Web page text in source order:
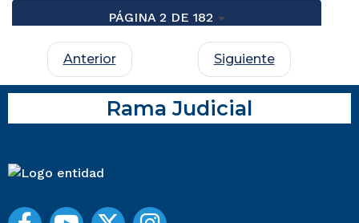
PÁGINA 2 DE 182
Anterior Siguiente
Rama Judicial